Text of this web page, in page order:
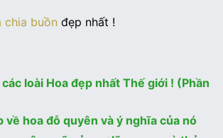
chia buồn đẹp nhất !
loài Hoa đẹp nhất Thế giới ! (Phần
về hoa đỗ quyên và ý nghĩa của nó